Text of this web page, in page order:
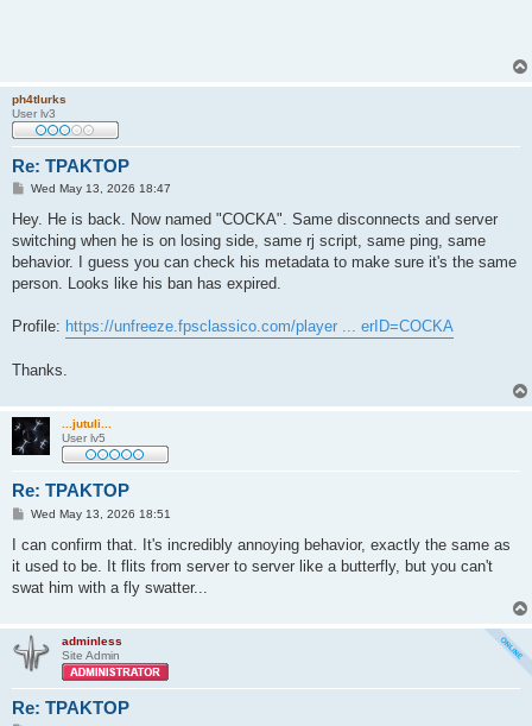
ph4tlurks
User lv3
Re: TPAKTOP
P
s
Wed May 13, 2026 18:47
Hey. He is back. Now named "COCKA". Same disconnects and server
switching when he is on losing side, same rj script, same ping, same
behavior. I guess you can check his metadata to make sure it's the same
person. Looks like his ban has expired.
Profile: https://unfreeze.fpsclassico.com/player ... erID=COCKA
Thanks.
...jutuli...
User lv5
Re: TPAKTOP
P
s
Wed May 13, 2026 18:51
I can confirm that. It's incredibly annoying behavior, exactly the same as
it used to be. It flits from server to server like a butterfly, but you can't
swat him with a fly swatter...
adminless
Site Admin
Re: TPAKTOP